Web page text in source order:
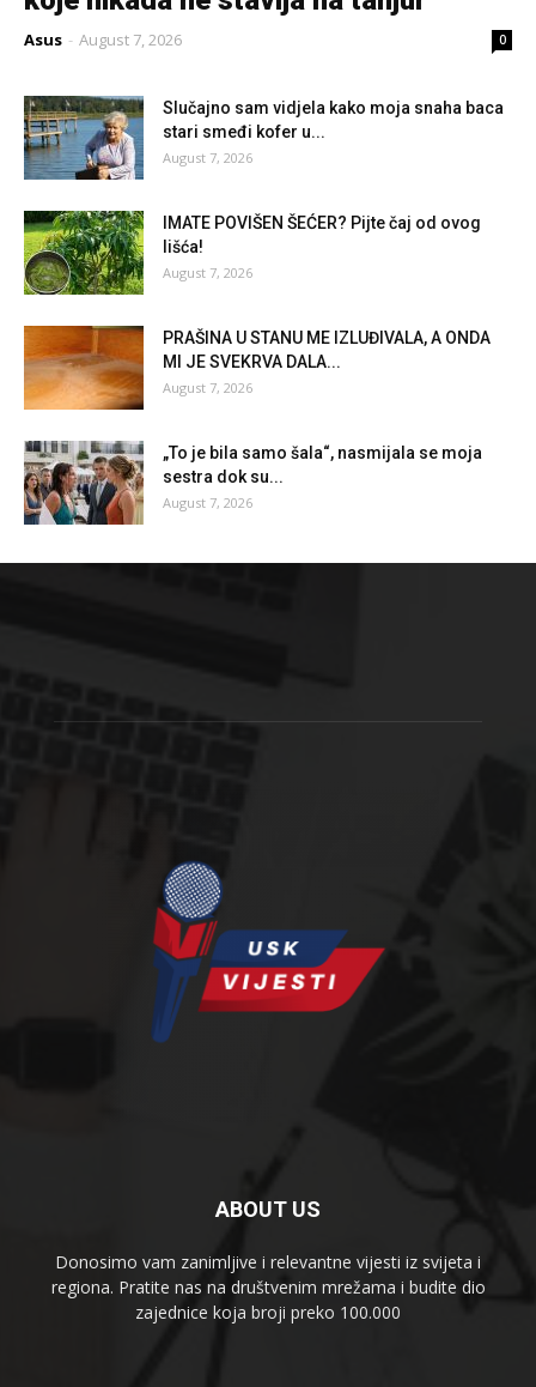
Asus - August 7, 2026 0
Slučajno sam vidjela kako moja snaha baca
stari smeđi kofer u...
August 7, 2026
IMATE POVIŠEN ŠEĆER? Pijte čaj od ovog
lišća!
August 7, 2026
PRAŠINA U STANU ME IZLUĐIVALA, A ONDA
MI JE SVEKRVA DALA...
August 7, 2026
„To je bila samo šala“, nasmijala se moja
sestra dok su...
August 7, 2026
ABOUT US
Donosimo vam zanimljive i relevantne vijesti iz svijeta i
regiona. Pratite nas na društvenim mrežama i budite dio
zajednice koja broji preko 100.000